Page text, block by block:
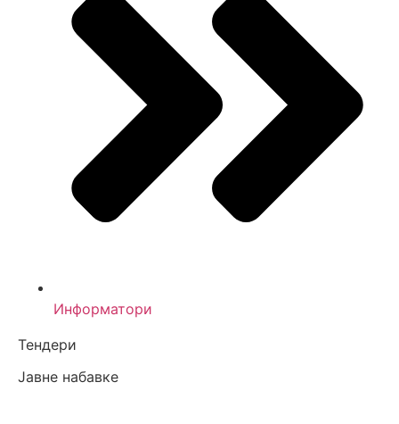
Информатори
Тендери
Јавне набавке